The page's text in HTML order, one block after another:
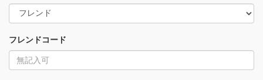
フレンドコード